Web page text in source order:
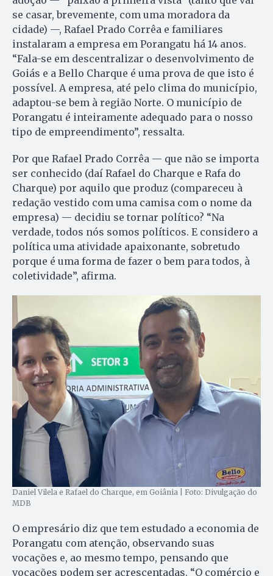
se casar, brevemente, com uma moradora da
cidade) —, Rafael Prado Corrêa e familiares
instalaram a empresa em Porangatu há 14 anos.
“Fala-se em descentralizar o desenvolvimento de
Goiás e a Bello Charque é uma prova de que isto é
possível. A empresa, até pelo clima do município,
adaptou-se bem à região Norte. O município de
Porangatu é inteiramente adequado para o nosso
tipo de empreendimento”, ressalta.
Por que Rafael Prado Corrêa — que não se importa
ser conhecido (daí Rafael do Charque e Rafa do
Charque) por aquilo que produz (compareceu à
redação vestido com uma camisa com o nome da
empresa) — decidiu se tornar político? “Na
verdade, todos nós somos políticos. E considero a
política uma atividade apaixonante, sobretudo
porque é uma forma de fazer o bem para todos, à
coletividade”, afirma.
Daniel Vilela e Rafael do Charque, em Goiânia | Foto: Divulgação do
MDB
O empresário diz que tem estudado a economia de
Porangatu com atenção, observando suas
vocações e, ao mesmo tempo, pensando que
vocações podem ser acrescentadas. “O comércio e